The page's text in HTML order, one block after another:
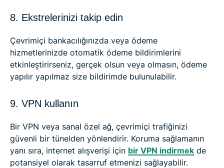
8. Ekstrelerinizi takip edin
Çevrimiçi bankacılığınızda veya ödeme
hizmetlerinizde otomatik ödeme bildirimlerini
etkinleştirirseniz, gerçek olsun veya olmasın, ödeme
yapılır yapılmaz size bildirimde bulunulabilir.
9. VPN kullanın
Bir VPN veya sanal özel ağ, çevrimiçi trafiğinizi
güvenli bir tünelden yönlendirir. Koruma sağlamanın
yanı sıra, internet alışverişi için bir VPN indirmek de
potansiyel olarak tasarruf etmenizi sağlayabilir.